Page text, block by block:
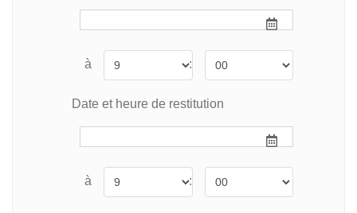
à :
Date et heure de restitution
à :